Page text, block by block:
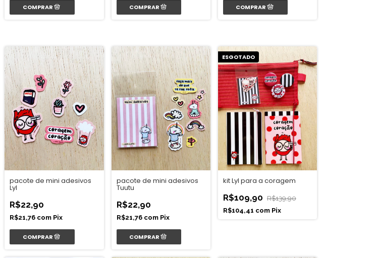
pacote de mini adesivos
Lyl
R$22,90
R$21,76 com Pix
pacote de mini adesivos
Tuutu
R$22,90
R$21,76 com Pix
ESGOTADO
kit Lyl para a coragem
R$109,90 R$139,90
R$104,41 com Pix